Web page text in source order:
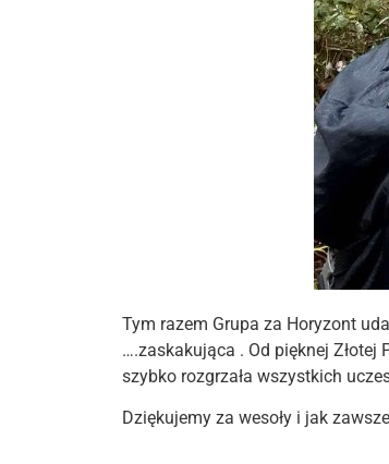
Tym razem Grupa za Horyzont
….zaskakująca . Od pięknej
szybko rozgrzała wszystkich
Dziękujemy za wesoły i jak